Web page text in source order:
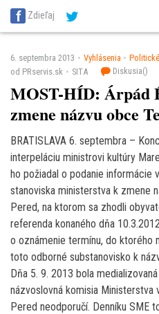
SITA Energetika
SITA Potravinárstvo
Zdieľaj
6. septembra 2013 Vyhlásenia
od PRservis.sk
SITA Diskusia()
MOST-HÍD: Árpád
zmene názvu obce
BRATISLAVA 6. septembra –
interpeláciu ministrovi kultúry
ho požiadal o podanie informácie
stanoviska ministerstva k zmene
Pered, na ktorom sa zhodli
referenda konaného dňa
o oznámenie termínu, do ktorého
toto odborné substanovisko k
Dňa 5. 9. 2013 bola
názvoslovná komisia Ministerstva
Pered neodporučí. Denníku SME